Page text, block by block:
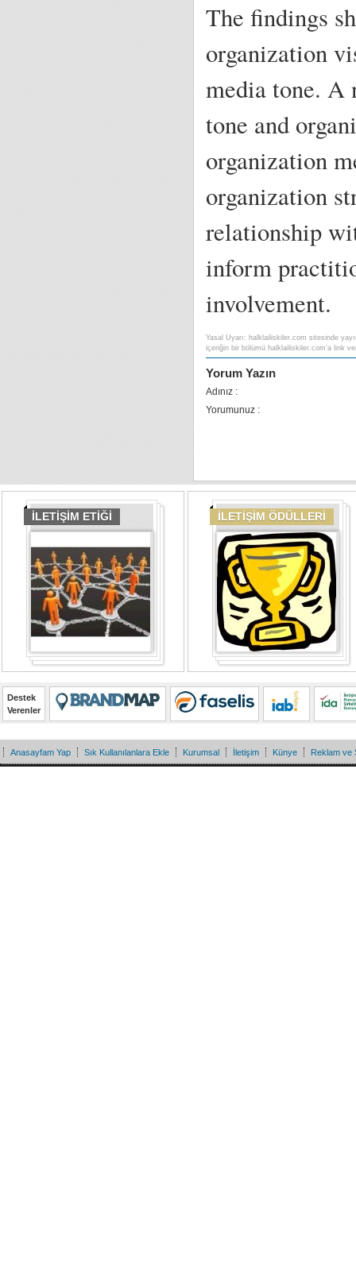
The findings
organization
media tone. A
tone and
organization
organization
relationship
inform
involvement.
Yasal Uyarı: halklailiskiler.com sitesinde
içeriğin bir bölümü halklailiskiler.com’a link
Yorum Yazın
Adınız :
Yorumunuz :
İLETİŞİM ETİĞİ İLETİŞİM ÖDÜLLERİ
Destek
Verenler
Anasayfam Yap Sık Kullanılanlara Ekle Kurumsal İletişim Künye Reklam ve